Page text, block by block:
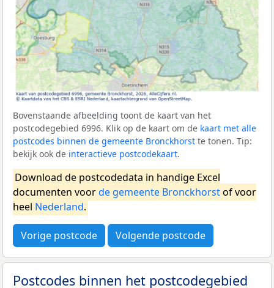
Bovenstaande afbeelding toont de kaart van het
postcodegebied 6996. Klik op de kaart om de kaart met alle
postcodes binnen de gemeente Bronckhorst te tonen. Tip:
bekijk ook de interactieve postcodekaart.
Download de postcodedata in handige Excel
documenten voorde gemeente Bronckhorstof voor
heel Nederland.
Vorige postcode Volgende postcode
Postcodes binnen het postcodegebied